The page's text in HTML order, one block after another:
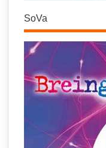
SoVa